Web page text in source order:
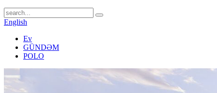
English
Ev
GÜNDƏM
POLO